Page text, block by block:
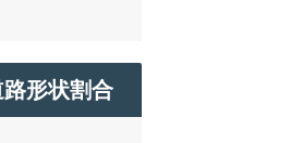
形状割合